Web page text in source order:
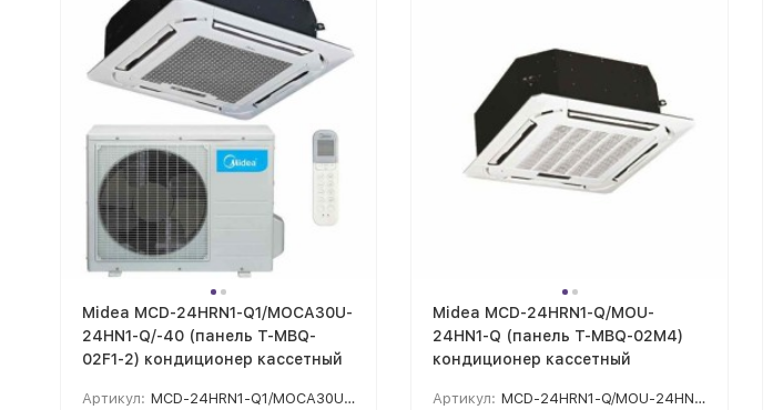
Midea MCD-24HRN1-Q1/MOCA30U-
24HN1-Q/-40 (панель T-MBQ-
02F1-2) кондиционер кассетный
Артикул: MCD-24HRN1-Q1/MOCA30U-24HN1-Q/-40
Midea MCD-24HRN1-Q/MOU-
24HN1-Q (панель T-MBQ-02M4)
кондиционер кассетный
Артикул: MCD-24HRN1-Q/MOU-24HN1-Q/T-MBQ-02M4